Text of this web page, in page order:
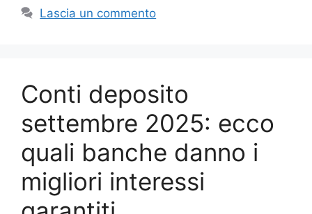
Lascia un commento
Conti deposito
settembre 2025: ecco
quali banche danno i
migliori interessi